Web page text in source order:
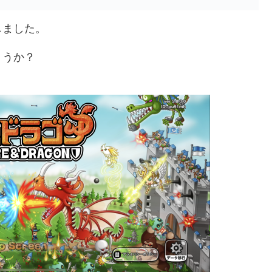
した。
か？